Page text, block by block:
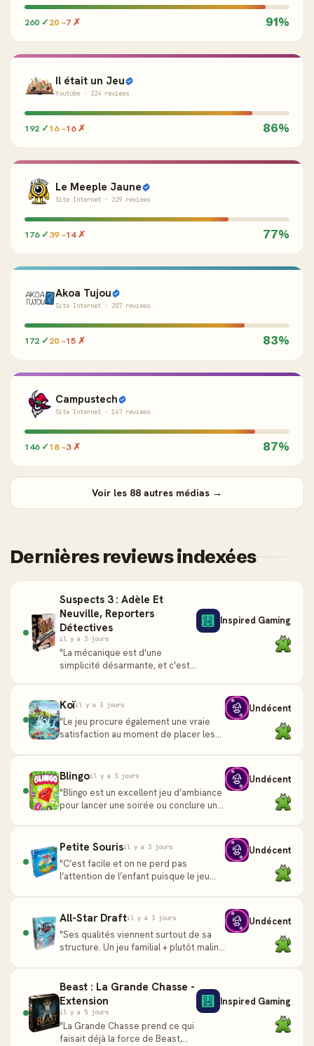
260 ✓20 ~7 ✗ 91%
Il était un Jeu
Youtube · 224 reviews
192 ✓16 ~16 ✗ 86%
Le Meeple Jaune
Site Internet · 229 reviews
176 ✓39 ~14 ✗ 77%
Akoa Tujou
Site Internet · 207 reviews
172 ✓20 ~15 ✗ 83%
Campustech
Site Internet · 167 reviews
146 ✓18 ~3 ✗ 87%
Voir les 88 autres médias →
Dernières reviews indexées
Suspects 3 : Adèle Et
Neuville, Reporters
Détectives
il y a 3 jours
"La mécanique est d'une
simplicité désarmante, et c'est
d'entrée idéale ve..."
Inspired Gaming
Koïil y a 3 jours
"Le jeu procure également une vraie
satisfaction au moment de placer les
Undécent
Blingoil y a 3 jours
"Blingo est un excellent jeu d’ambiance
pour lancer une soirée ou conclure une
Undécent
Petite Sourisil y a 3 jours
"C’est facile et on ne perd pas
l’attention de l’enfant puisque le jeu
Undécent
All-Star Draftil y a 3 jours
"Ses qualités viennent surtout de sa
structure. Un jeu familial + plutôt malin,
Undécent
Beast : La Grande Chasse -
Extension
il y a 5 jours
"La Grande Chasse prend ce qui
faisait déjà la force de Beast,
Inspired Gaming